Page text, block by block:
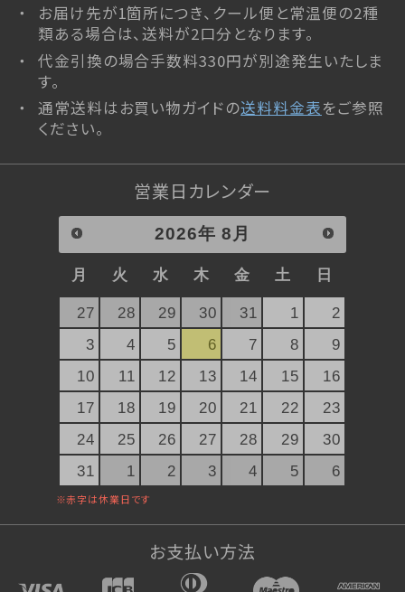
お届け先が1箇所につき、クール便と常温便の2種
類ある場合は、送料が2口分となります。
代金引換の場合手数料330円が別途発生いたしま
す。
通常送料はお買い物ガイドの送料料金表をご参照
ください。
営業日カレンダー
2026年 8月
月 火 水 木 金 土 日
27 28 29 30 31 1
2
3
4 5 6 7 8
9
10
11 12 13 14 15
16
17
18 19 20 21 22
23
24
25 26 27 28 29
30
31
1 2 3 4 5 6
お支払い方法
ファーストクラスギフト
杵屋の冷菓
プリン大福<冷凍>
限定品
杵屋本店×おかげさま文房具店
ぐい呑み純米大吟醸 SAKERISE
ぐい呑み大吟醸極 雪漫々
テリーヌザカカオ
桜東風（さくらごち）
デコレーションケーキ（店頭受取）
ストロベリーガーデン
オプション